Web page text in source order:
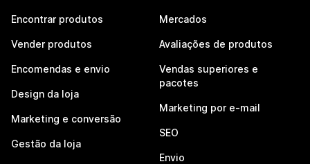
Encontrar produtos
Vender produtos
Encomendas e envio
Design da loja
Marketing e conversão
Gestão da loja
Mercados
Avaliações de produtos
Vendas superiores e
pacotes
Marketing por e-mail
SEO
Envio